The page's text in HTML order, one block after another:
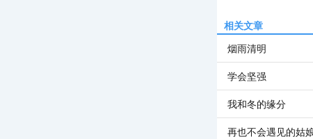
相关文章
烟雨清明
学会坚强
我和冬的缘分
再也不会遇见的姑